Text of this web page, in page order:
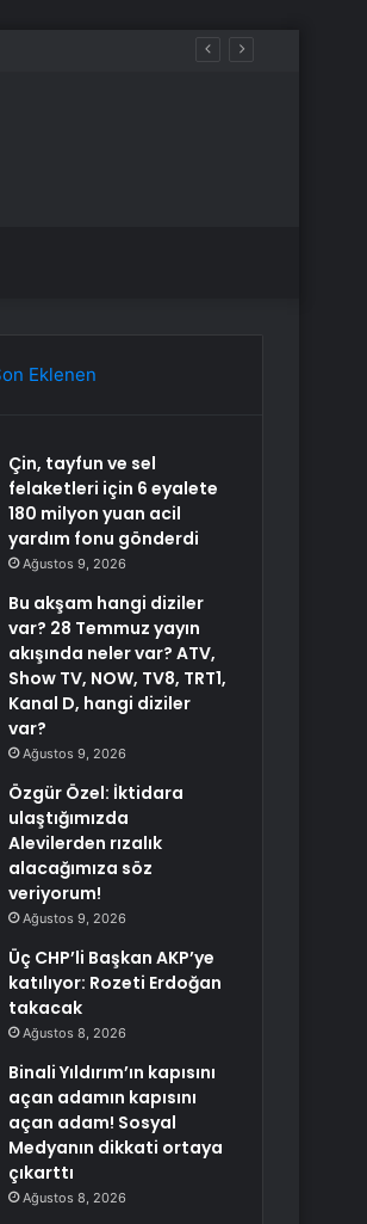
hangi diziler var?
Eklenen
Çin, tayfun ve sel
felaketleri için 6 eyalete
180 milyon yuan acil
yardım fonu gönderdi
Ağustos 9, 2026
Bu akşam hangi diziler
var? 28 Temmuz yayın
akışında neler var? ATV,
Show TV, NOW, TV8, TRT1,
Kanal D, hangi diziler
var?
Ağustos 9, 2026
Özgür Özel: İktidara
ulaştığımızda
Alevilerden rızalık
alacağımıza söz
veriyorum!
Ağustos 9, 2026
Üç CHP’li Başkan AKP’ye
katılıyor: Rozeti Erdoğan
takacak
Ağustos 8, 2026
Binali Yıldırım’ın kapısını
açan adamın kapısını
açan adam! Sosyal
Medyanın dikkati ortaya
çıkarttı
Ağustos 8, 2026